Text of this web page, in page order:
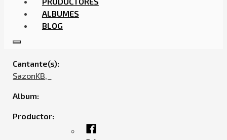
ALBUMES
BLOG
Cantante(s):
SazonKB,ㅤㅤ
Album:
Productor: